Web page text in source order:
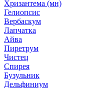
Хризантема (мн)
Гелиопсис
Вербаскум
Лапчатка
Айва
Пиретрум
Чистец
Спирея
Бузульник
Дельфиниум